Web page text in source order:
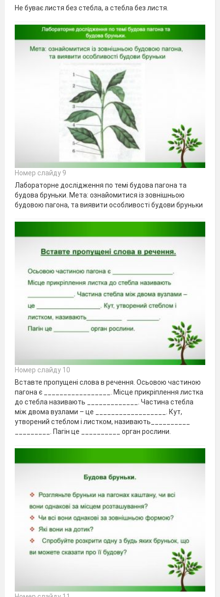
Не буває листя без стебла, а стебла без листя.
Номер слайду 9
Лабораторне дослідження по темі будова пагона та
будова бруньки. Мета: ознайомитися із зовнішньою
будовою пагона, та виявити особливості будови бруньки
Номер слайду 10
Вставте пропущені слова в речення. Осьовою частиною
пагона є _________________. Місце прикріплення листка
до стебла називають _____________. Частина стебла
між двома вузлами – це __________________. Кут,
утворений стеблом і листком, називають__________
_________. Пагін це __________ орган рослини.